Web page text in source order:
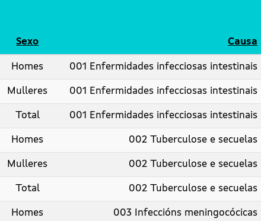
Sexo Causa
Homes 001 Enfermidades infecciosas intestinais
Mulleres 001 Enfermidades infecciosas intestinais
Total 001 Enfermidades infecciosas intestinais
Homes 002 Tuberculose e secuelas
Mulleres 002 Tuberculose e secuelas
Total 002 Tuberculose e secuelas
Homes 003 Infeccións meningocócicas